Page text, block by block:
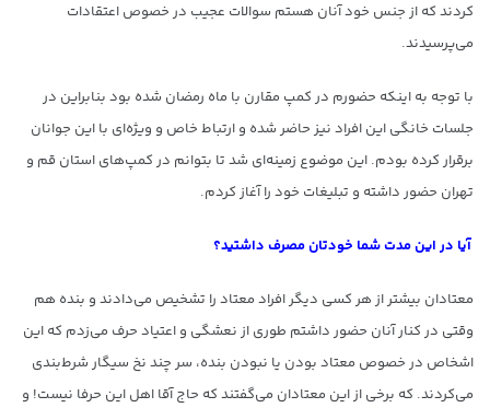
کردند که از جنس خود آنان هستم سوالات عجیب در خصوص اعتقادات
می‌پرسیدند.
با توجه به اینکه حضورم در کمپ مقارن با ماه رمضان شده بود بنابراین در
جلسات خانگی این افراد نیز حاضر شده و ارتباط خاص و ویژه‌ای با این جوانان
برقرار کرده بودم. این موضوع زمینه‌ای شد تا بتوانم در کمپ‌های استان قم و
تهران حضور داشته و تبلیغات خود را آغاز کردم.
آیا در این مدت شما خودتان مصرف داشتید؟
معتادان بیشتر از هر کسی دیگر افراد معتاد را تشخیص می‌دادند و بنده هم
وقتی در کنار آنان حضور داشتم طوری از نعشگی و اعتیاد حرف می‌زدم که این
اشخاص در خصوص معتاد بودن یا نبودن بنده، سر چند نخ سیگار شرط‌بندی
می‌کردند. که برخی از این معتادان می‌گفتند که حاج آقا اهل این حرفا نیست! و